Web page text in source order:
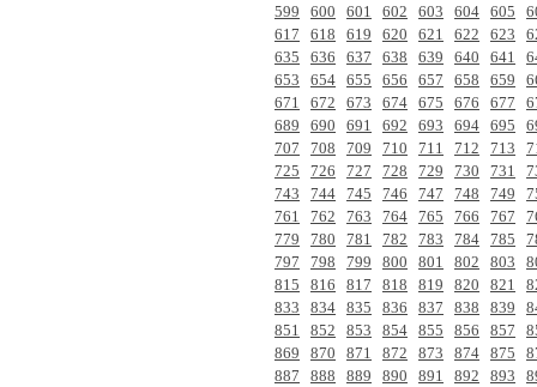
599
600 601 602 603 604 605
617
618 619 620 621 622 623
635
636 637 638 639 640 641
653
654 655 656 657 658 659
671
672 673 674 675 676 677
689
690 691 692 693 694 695
707
708 709 710 711 712 713
725
726 727 728 729 730 731
743
744 745 746 747 748 749
761
762 763 764 765 766 767
779
780 781 782 783 784 785
797
798 799 800 801 802 803
815
816 817 818 819 820 821
833
834 835 836 837 838 839
851
852 853 854 855 856 857
869
870 871 872 873 874 875
887
888 889 890 891 892 893